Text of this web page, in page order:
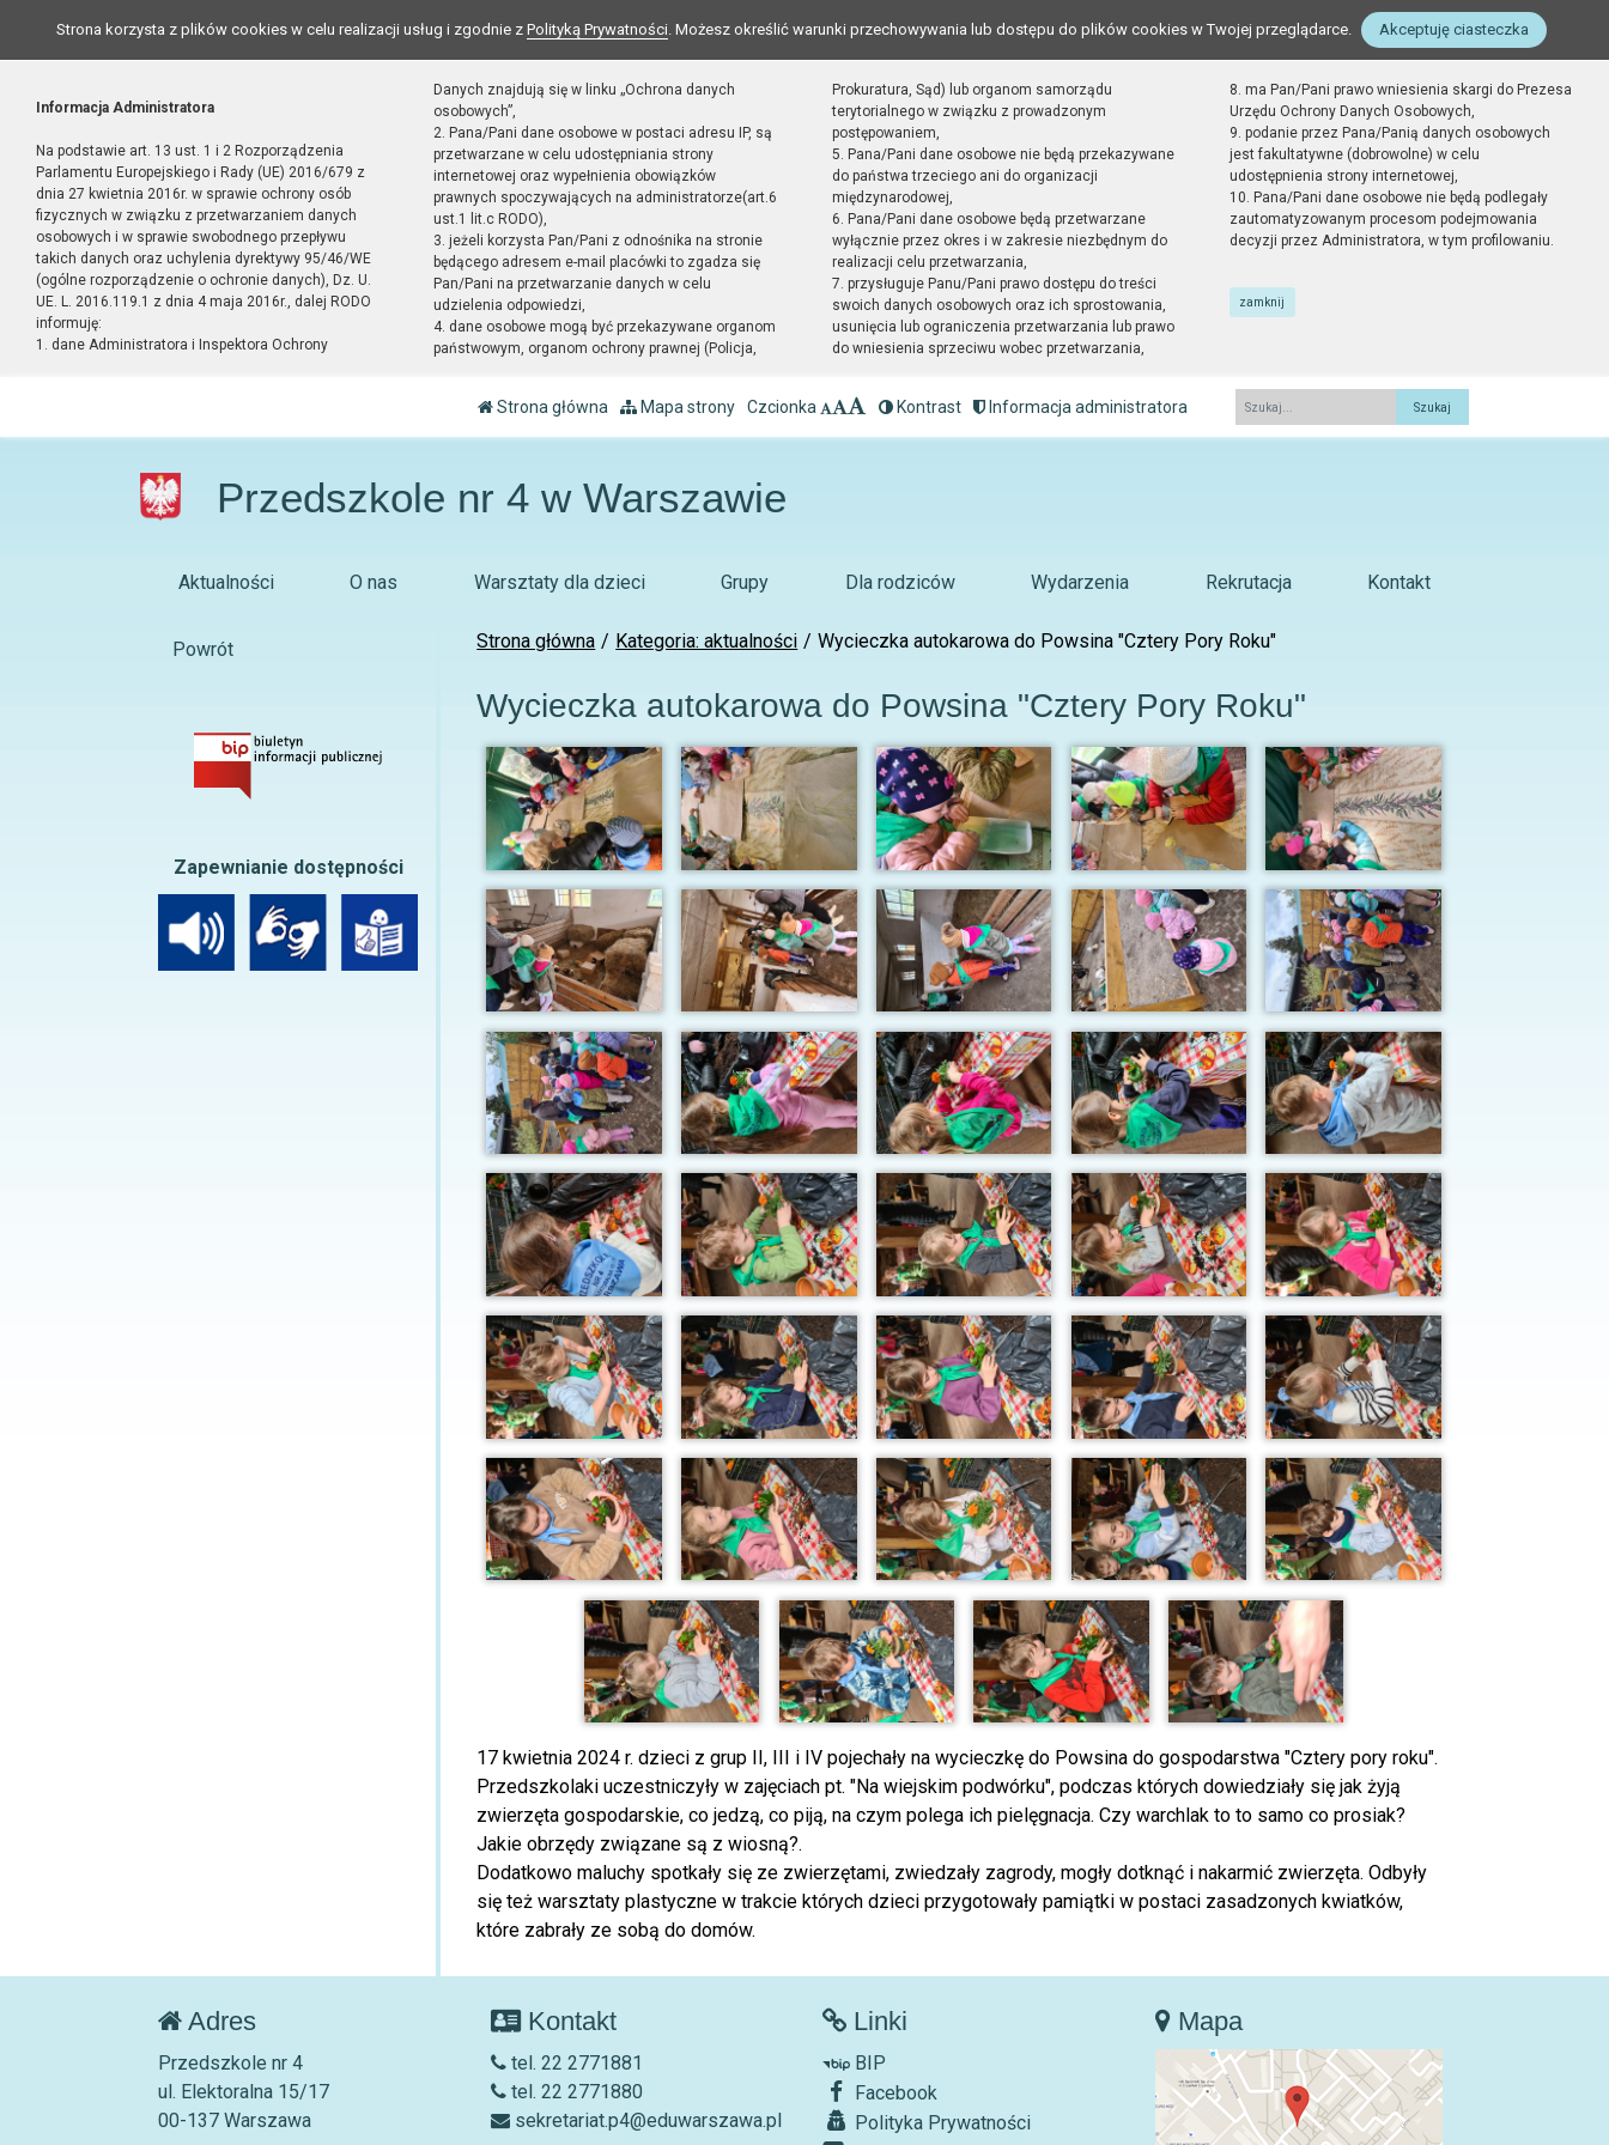
Strona korzysta z plików cookies w celu realizacji usług i zgodnie z Polityką Prywatności. Możesz określić warunki przechowywania lub dostępu do plików cookies w Twojej przeglądarce. Akceptuję ciasteczka
Informacja Administratora
Na podstawie art. 13 ust. 1 i 2 Rozporządzenia
Parlamentu Europejskiego i Rady (UE) 2016/679 z
dnia 27 kwietnia 2016r. w sprawie ochrony osób
fizycznych w związku z przetwarzaniem danych
osobowych i w sprawie swobodnego przepływu
takich danych oraz uchylenia dyrektywy 95/46/WE
(ogólne rozporządzenie o ochronie danych), Dz. U.
UE. L. 2016.119.1 z dnia 4 maja 2016r., dalej RODO
informuję:
1. dane Administratora i Inspektora Ochrony
Danych znajdują się w linku „Ochrona danych
osobowych”,
2. Pana/Pani dane osobowe w postaci adresu IP, są
przetwarzane w celu udostępniania strony
internetowej oraz wypełnienia obowiązków
prawnych spoczywających na administratorze(art.6
ust.1 lit.c RODO),
3. jeżeli korzysta Pan/Pani z odnośnika na stronie
będącego adresem e-mail placówki to zgadza się
Pan/Pani na przetwarzanie danych w celu
udzielenia odpowiedzi,
4. dane osobowe mogą być przekazywane organom
państwowym, organom ochrony prawnej (Policja,
Prokuratura, Sąd) lub organom samorządu
terytorialnego w związku z prowadzonym
postępowaniem,
5. Pana/Pani dane osobowe nie będą przekazywane
do państwa trzeciego ani do organizacji
międzynarodowej,
6. Pana/Pani dane osobowe będą przetwarzane
wyłącznie przez okres i w zakresie niezbędnym do
realizacji celu przetwarzania,
7. przysługuje Panu/Pani prawo dostępu do treści
swoich danych osobowych oraz ich sprostowania,
usunięcia lub ograniczenia przetwarzania lub prawo
do wniesienia sprzeciwu wobec przetwarzania,
8. ma Pan/Pani prawo wniesienia skargi do Prezesa
Urzędu Ochrony Danych Osobowych,
9. podanie przez Pana/Panią danych osobowych
jest fakultatywne (dobrowolne) w celu
udostępnienia strony internetowej,
10. Pana/Pani dane osobowe nie będą podlegały
zautomatyzowanym procesom podejmowania
decyzji przez Administratora, w tym profilowaniu.
zamknij
Strona główna Mapa strony Czcionka Kontrast Informacja administratora
Fraza
Przedszkole nr 4 w Warszawie
Aktualności O nas Warsztaty dla dzieci Grupy Dla rodziców Wydarzenia Rekrutacja Kontakt
Strona główna Kategoria: aktualności Wycieczka autokarowa do Powsina "Cztery Pory Roku"
Wycieczka autokarowa do Powsina "Cztery Pory Roku"
17 kwietnia 2024 r. dzieci z grup II, III i IV pojechały na wycieczkę do Powsina do gospodarstwa "Cztery pory roku".
Przedszkolaki uczestniczyły w zajęciach pt. "Na wiejskim podwórku", podczas których dowiedziały się jak żyją
zwierzęta gospodarskie, co jedzą, co piją, na czym polega ich pielęgnacja. Czy warchlak to to samo co prosiak?
Jakie obrzędy związane są z wiosną?.
Dodatkowo maluchy spotkały się ze zwierzętami, zwiedzały zagrody, mogły dotknąć i nakarmić zwierzęta. Odbyły
się też warsztaty plastyczne w trakcie których dzieci przygotowały pamiątki w postaci zasadzonych kwiatków,
które zabrały ze sobą do domów.
Powrót
Zapewnianie dostępności
Adres
Przedszkole nr 4
ul. Elektoralna 15/17
00-137 Warszawa
Kontakt
tel. 22 2771881
tel. 22 2771880
sekretariat.p4@eduwarszawa.pl
Linki
BIP
Facebook
Polityka Prywatności
Mapa